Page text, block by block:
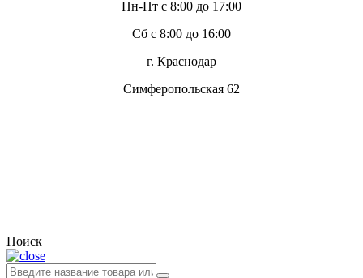
Пн-Пт с 8:00 до 17:00
Сб с 8:00 до 16:00
г. Краснодар
Симферопольская 62
Поиск